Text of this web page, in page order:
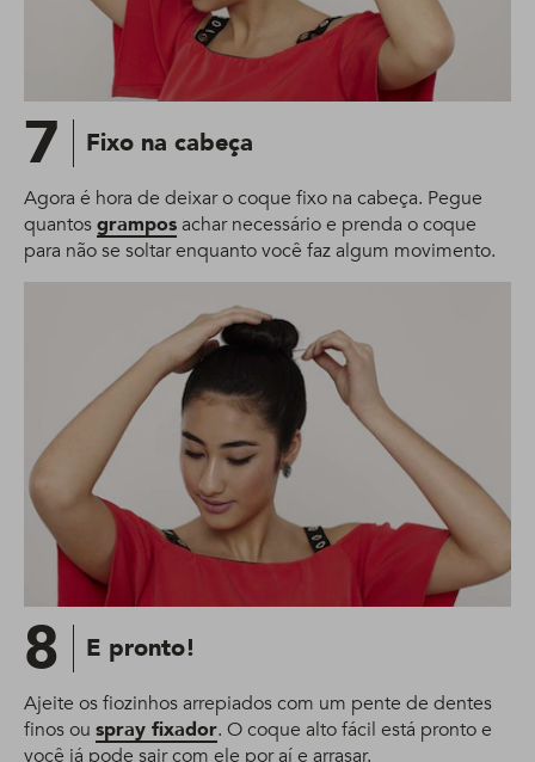
7 Fixo na cabeça
Agora é hora de deixar o coque fixo na cabeça. Pegue
quantosgramposachar necessário e prenda o coque
para não se soltar enquanto você faz algum movimento.
8 E pronto!
Ajeite os fiozinhos arrepiados com um pente de dentes
finos ou spray fixador. O coque alto fácil está pronto e
você já pode sair com ele por aí e arrasar.